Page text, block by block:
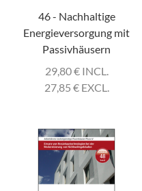
46 - Nachhaltige
Energieversorgung mit
Passivhäusern
29,80€INCL.
27,85 €EXCL.